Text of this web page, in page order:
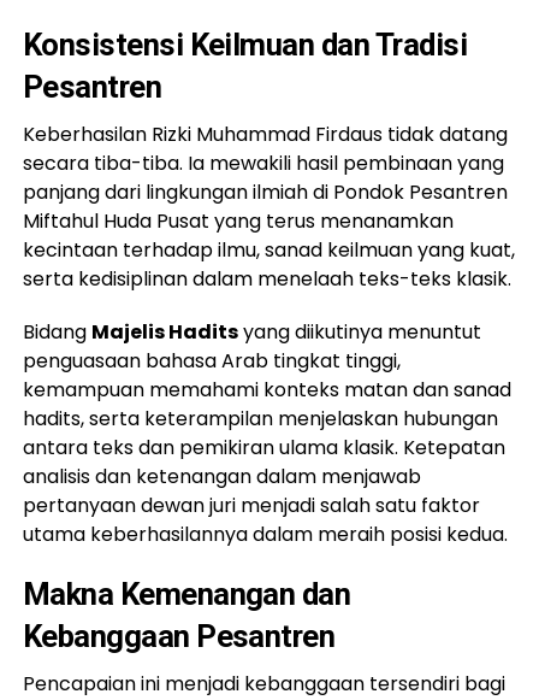
Konsistensi Keilmuan dan Tradisi
Pesantren
Keberhasilan Rizki Muhammad Firdaus tidak datang
secara tiba-tiba. Ia mewakili hasil pembinaan yang
panjang dari lingkungan ilmiah di Pondok Pesantren
Miftahul Huda Pusat yang terus menanamkan
kecintaan terhadap ilmu, sanad keilmuan yang kuat,
serta kedisiplinan dalam menelaah teks-teks klasik.
Bidang Majelis Haditsyang diikutinya menuntut
penguasaan bahasa Arab tingkat tinggi,
kemampuan memahami konteks matan dan sanad
hadits, serta keterampilan menjelaskan hubungan
antara teks dan pemikiran ulama klasik. Ketepatan
analisis dan ketenangan dalam menjawab
pertanyaan dewan juri menjadi salah satu faktor
utama keberhasilannya dalam meraih posisi kedua.
Makna Kemenangan dan
Kebanggaan Pesantren
Pencapaian ini menjadi kebanggaan tersendiri bagi